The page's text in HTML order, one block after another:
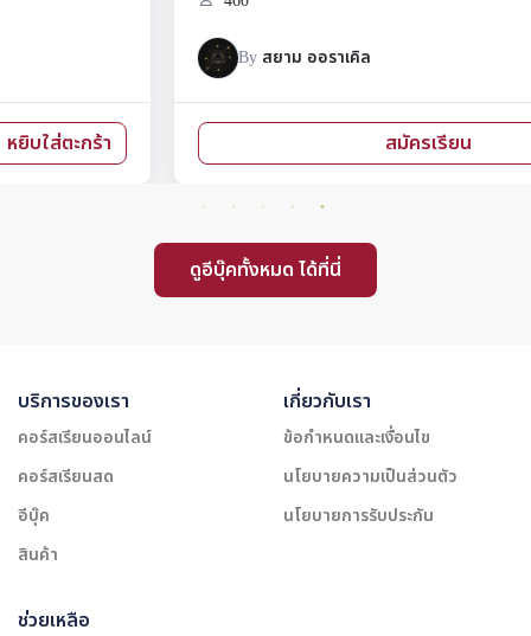
สยาม ออราเคิล
ดูอีบุ๊คทั้งหมด ได้ที่นี่
บริการของเรา
คอร์สเรียนออนไลน์
คอร์สเรียนสด
อีบุ๊ค
สินค้า
เกี่ยวกับเรา
ข้อกำหนดและเงื่อนไข
นโยบายความเป็นส่วนตัว
นโยบายการรับประกัน
ช่วยเหลือ